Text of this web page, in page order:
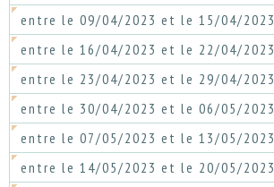
entre le 09/04/2023 et le 15/04/2023
entre le 16/04/2023 et le 22/04/2023
entre le 23/04/2023 et le 29/04/2023
entre le 30/04/2023 et le 06/05/2023
entre le 07/05/2023 et le 13/05/2023
entre le 14/05/2023 et le 20/05/2023